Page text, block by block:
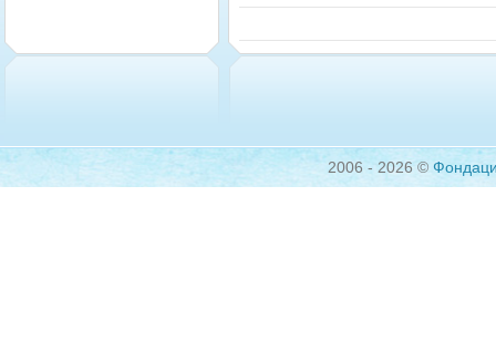
2006 - 2026 ©